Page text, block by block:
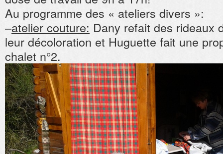
Au programme des « ateliers divers »:
–atelier couture: Dany refait des rideaux
leur décoloration et Huguette fait une
chalet n°2.